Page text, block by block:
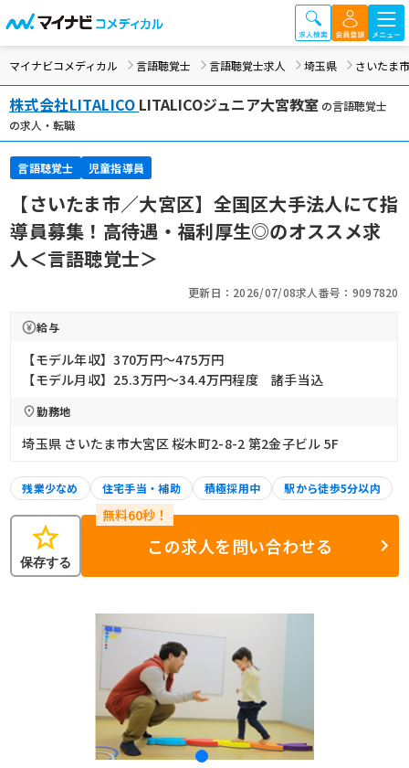
マイナビコメディカル 言語聴覚士 言語聴覚士求人 埼玉県 さいたま市
株式会社LITALICO LITALICOジュニア大宮教室 の言語聴覚士
の求人・転職
言語聴覚士 児童指導員
【さいたま市／大宮区】全国区大手法人にて指
導員募集！高待遇・福利厚生◎のオススメ求
人＜言語聴覚士＞
更新日：2026/07/08求人番号：9097820
給与
【モデル年収】370万円〜475万円
【モデル月収】25.3万円〜34.4万円程度 諸手当込
勤務地
埼玉県 さいたま市大宮区 桜木町2-8-2 第2金子ビル 5F
残業少なめ 住宅手当・補助 積極採用中 駅から徒歩5分以内
star
保存する
この求人を問い合わせる